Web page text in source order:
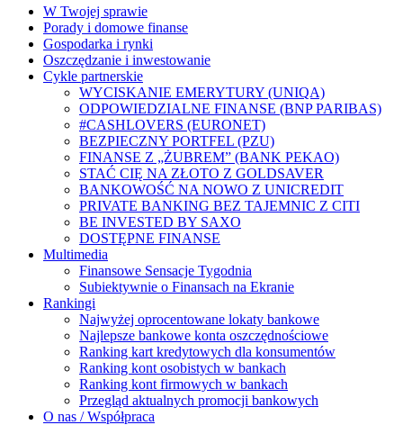
W Twojej sprawie
Porady i domowe finanse
Gospodarka i rynki
Oszczędzanie i inwestowanie
Cykle partnerskie
WYCISKANIE EMERYTURY (UNIQA)
ODPOWIEDZIALNE FINANSE (BNP PARIBAS)
#CASHLOVERS (EURONET)
BEZPIECZNY PORTFEL (PZU)
FINANSE Z „ŻUBREM” (BANK PEKAO)
STAĆ CIĘ NA ZŁOTO Z GOLDSAVER
BANKOWOŚĆ NA NOWO Z UNICREDIT
PRIVATE BANKING BEZ TAJEMNIC Z CITI
BE INVESTED BY SAXO
DOSTĘPNE FINANSE
Multimedia
Finansowe Sensacje Tygodnia
Subiektywnie o Finansach na Ekranie
Rankingi
Najwyżej oprocentowane lokaty bankowe
Najlepsze bankowe konta oszczędnościowe
Ranking kart kredytowych dla konsumentów
Ranking kont osobistych w bankach
Ranking kont firmowych w bankach
Przegląd aktualnych promocji bankowych
O nas / Współpraca